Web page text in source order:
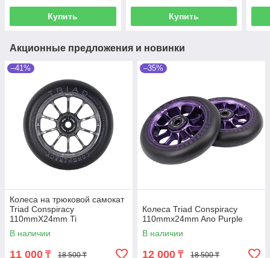
Купить Купить
Акционные предложения и новинки
–41%
Колеса на трюковой самокат
Triad Conspiracy
110mmX24mm Ti
В наличии
11 000 ₸ 18 500 ₸
–35%
Колеса Triad Conspiracy
110mmx24mm Ano Purple
В наличии
12 000 ₸ 18 500 ₸